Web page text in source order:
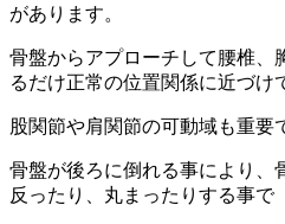
があります。
骨盤からアプローチして腰椎、
るだけ正常の位置関係に近づけ
股関節や肩関節の可動域も重要
骨盤が後ろに倒れる事により、
反ったり、丸まったりする事で